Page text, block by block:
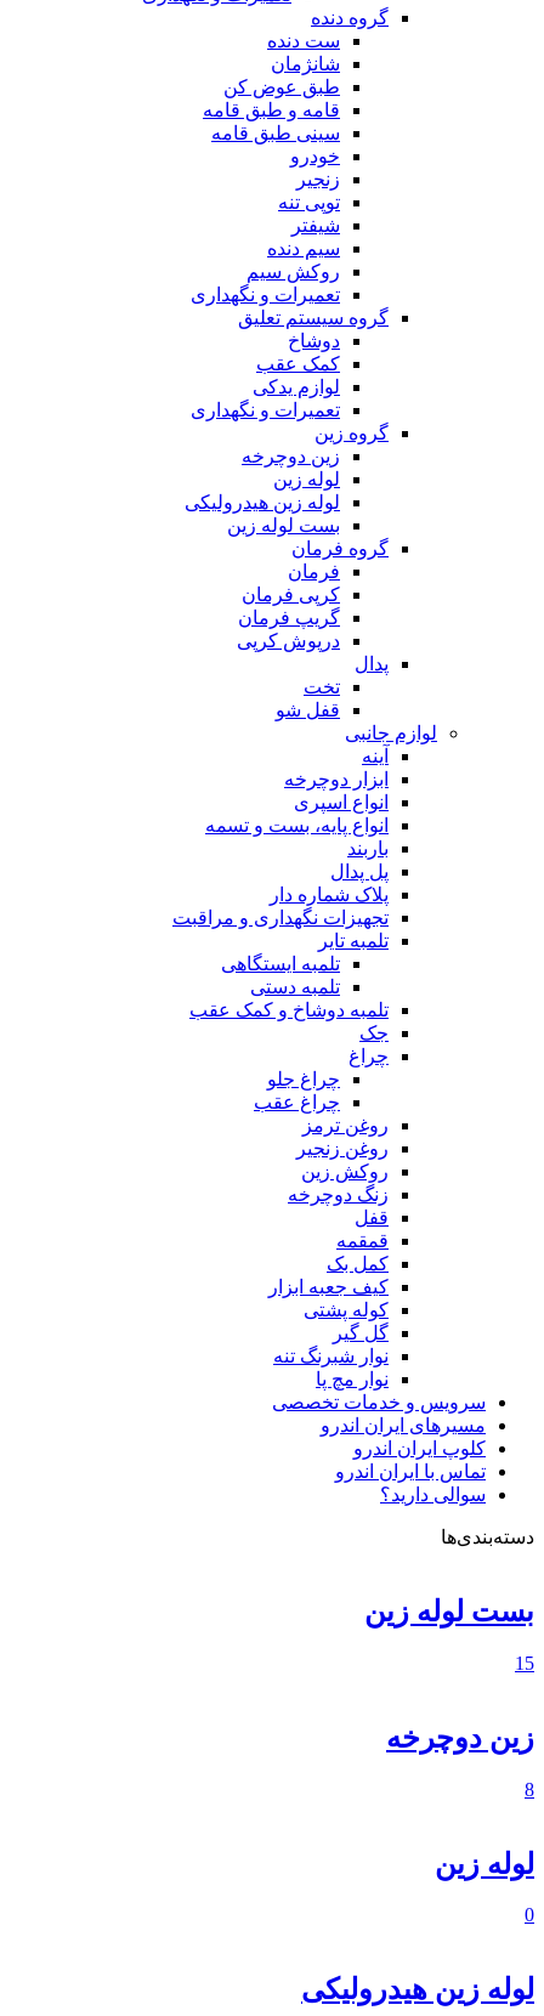
گروه دنده
ست دنده
شانژمان
طبق عوض کن
قامه و طبق قامه
سینی طبق قامه
خودرو
زنجیر
توپی تنه
شیفتر
سیم دنده
روکش سیم
تعمیرات و نگهداری
گروه سیستم تعلیق
دوشاخ
کمک عقب
لوازم یدکی
تعمیرات و نگهداری
گروه زین
زین دوچرخه
لوله زین
لوله زین هیدرولیکی
بست لوله زین
گروه فرمان
فرمان
کرپی فرمان
گریپ فرمان
درپوش کرپی
پدال
تخت
قفل شو
لوازم جانبی
آینه
ابزار دوچرخه
انواع اسپری
انواع پایه، بست و تسمه
باربند
پل پدال
پلاک شماره دار
تجهیزات نگهداری و مراقبت
تلمبه تایر
تلمبه ایستگاهی
تلمبه دستی
تلمبه دوشاخ و کمک عقب
جک
چراغ
چراغ جلو
چراغ عقب
روغن ترمز
روغن زنجیر
روکش زین
زنگ دوچرخه
قفل
قمقمه
کمل بک
کیف جعبه ابزار
کوله پشتی
گل گیر
نوار شبرنگ تنه
نوار مچ پا
سرویس و خدمات تخصصی
مسیرهای ایران اندرو
کلوپ ایران اندرو
تماس با ایران اندرو
سوالی دارید؟
دسته‌بندی‌ها
بست لوله زین
15
زین دوچرخه
8
لوله زین
0
لوله زین هیدرولیکی